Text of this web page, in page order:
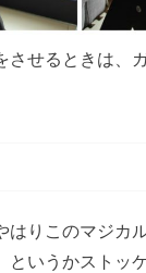
させるときは、
はりこのマジカ
というかストッ